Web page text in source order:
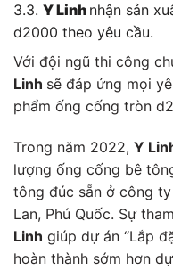
3.3. Y Linh nhận sản
d2000 theo yêu cầu.
Với đội ngũ thi công
Linh sẽ đáp ứng mọi
phẩm ống cống tròn
Trong năm 2022, Y
lượng ống cống bê
tông đúc sẵn ở công
Lan, Phú Quốc. Sự
Linh giúp dự án “Lắp
hoàn thành sớm hơn